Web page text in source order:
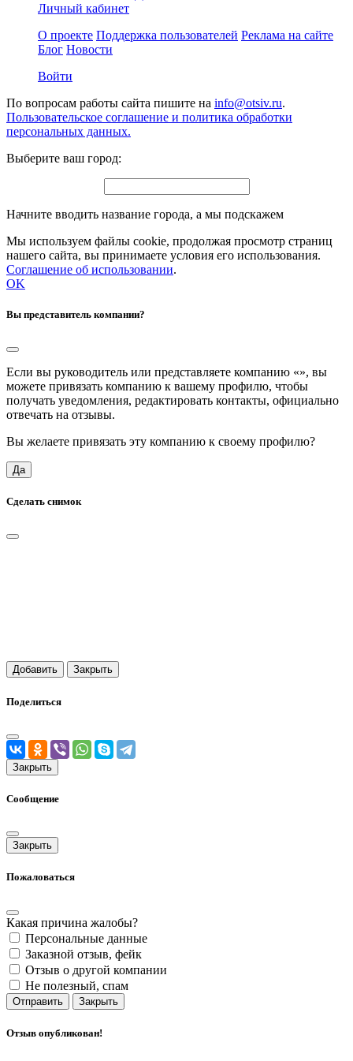
Личный кабинет
О проекте Поддержка пользователей Реклама на сайте
Блог Новости
Войти
По вопросам работы сайта пишите на info@otsiv.ru.
Пользовательское соглашение и политика обработки
персональных данных.
Выберите ваш город:
Начните вводить название города, а мы подскажем
Мы используем файлы cookie, продолжая просмотр страниц
нашего сайта, вы принимаете условия его использования.
Соглашение об использовании.
OK
Вы представитель компании?
Если вы руководитель или представляете компанию «», вы
можете привязать компанию к вашему профилю, чтобы
получать уведомления, редактировать контакты, официально
отвечать на отзывы.
Вы желаете привязать эту компанию к своему профилю?
Да
Сделать снимок
Добавить Закрыть
Поделиться
Закрыть
Сообщение
Закрыть
Пожаловаться
Какая причина жалобы?
Персональные данные
Заказной отзыв, фейк
Отзыв о другой компании
Не полезный, спам
Отправить Закрыть
Отзыв опубликован!